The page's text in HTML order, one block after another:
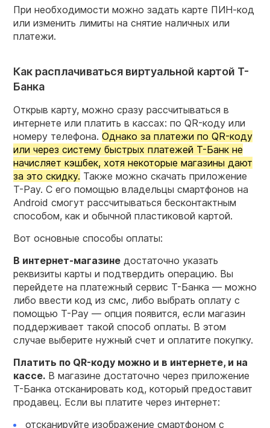
При необходимости можно задать карте ПИН-код
или изменить лимиты на снятие наличных или
платежи.
Как расплачиваться виртуальной картой Т-
Банка
Открыв карту, можно сразу рассчитываться в
интернете или платить в кассах: по QR-коду или
номеру телефона. Однако за платежи по QR-коду
или через систему быстрых платежей Т-Банк не
начисляет кэшбек, хотя некоторые магазины дают
за это скидку. Также можно скачать приложение
T-Pay. С его помощью владельцы смартфонов на
Android смогут рассчитываться бесконтактным
способом, как и обычной пластиковой картой.
Вот основные способы оплаты:
В интернет-магазине достаточно указать
реквизиты карты и подтвердить операцию. Вы
перейдете на платежный сервис Т-Банка — можно
либо ввести код из смс, либо выбрать оплату с
помощью Т-Pay — опция появится, если магазин
поддерживает такой способ оплаты. В этом
случае выберите нужный счет и оплатите покупку.
Платить по QR-коду можно и в интернете, и на
кассе. В магазине достаточно через приложение
Т-Банка отсканировать код, который предоставит
продавец. Если вы платите через интернет:
отсканируйте изображение смартфоном с